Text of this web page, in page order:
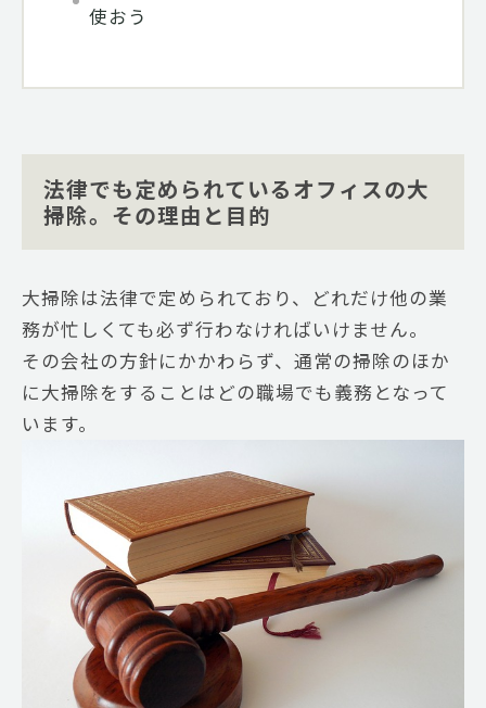
使おう
法律でも定められているオフィスの大
掃除。その理由と目的
大掃除は法律で定められており、どれだけ他の業
務が忙しくても必ず行わなければいけません。
その会社の方針にかかわらず、通常の掃除のほか
に大掃除をすることはどの職場でも義務となって
います。